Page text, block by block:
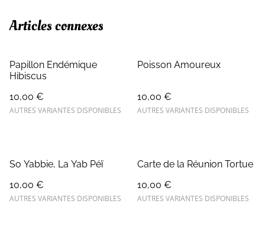
Articles connexes
Papillon Endémique
Hibiscus
10,00 €
AUTRES VARIANTES DISPONIBLES
Poisson Amoureux
10,00 €
AUTRES VARIANTES DISPONIBLES
So Yabbie, La Yab Péï
10,00 €
AUTRES VARIANTES DISPONIBLES
Carte de la Réunion Tortue
10,00 €
AUTRES VARIANTES DISPONIBLES